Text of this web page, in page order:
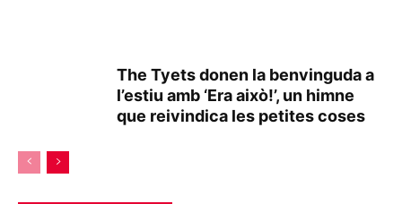
The Tyets donen la benvinguda a
l’estiu amb ‘Era això!’, un himne
que reivindica les petites coses